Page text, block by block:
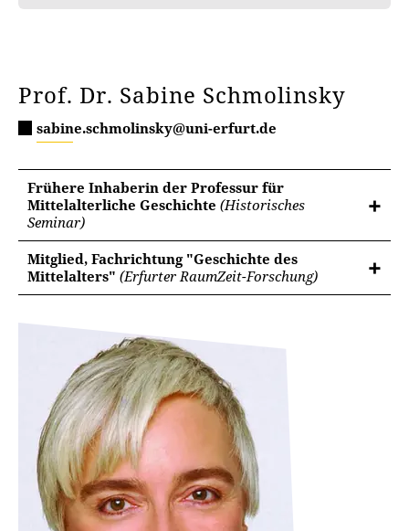
Prof. Dr. Sabine Schmolinsky
sabine.schmolinsky@uni-erfurt.de
Frühere Inhaberin der Professur für
Mittelalterliche Geschichte (Historisches
Seminar)
Mitglied, Fachrichtung "Geschichte des
Mittelalters" (Erfurter RaumZeit-Forschung)